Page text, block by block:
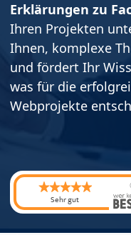
Erklärungen zu
Ihren Projekten
Ihnen, komplexe
und fördert Ihr
was für die
Webprojekte
Sehr gut